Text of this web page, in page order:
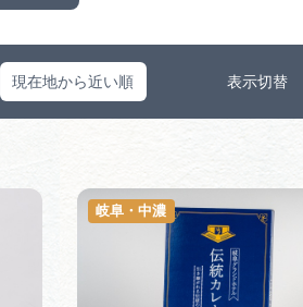
運営組織
現在地から近い順 表示切替
岐阜・中濃